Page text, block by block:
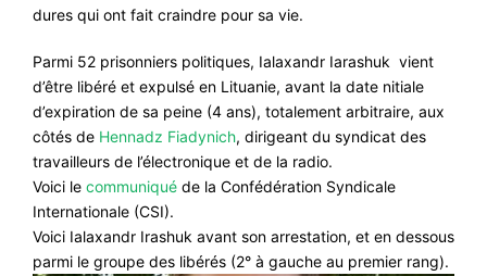
dures qui ont fait craindre pour sa vie.
Parmi 52 prisonniers politiques, Ialaxandr Iarashuk vient
d’être libéré et expulsé en Lituanie, avant la date nitiale
d’expiration de sa peine (4 ans), totalement arbitraire, aux
côtés de Hennadz Fiadynich, dirigeant du syndicat des
travailleurs de l’électronique et de la radio.
Voici le communiqué de la Confédération Syndicale
Internationale (CSI).
Voici Ialaxandr Irashuk avant son arrestation, et en dessous
parmi le groupe des libérés (2° à gauche au premier rang).